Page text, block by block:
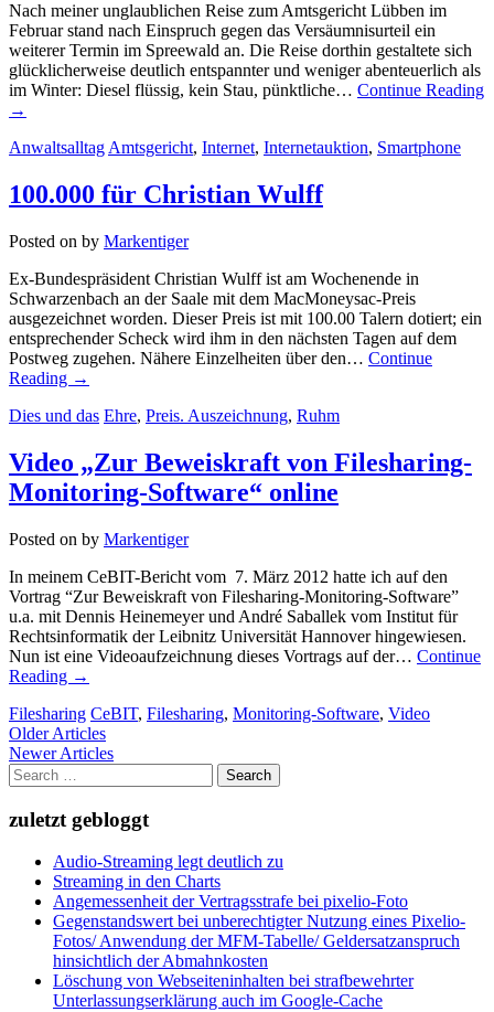
Nach meiner unglaublichen Reise zum Amtsgericht Lübben im
Februar stand nach Einspruch gegen das Versäumnisurteil ein
weiterer Termin im Spreewald an. Die Reise dorthin gestaltete sich
glücklicherweise deutlich entspannter und weniger abenteuerlich als
im Winter: Diesel flüssig, kein Stau, pünktliche… Continue Reading
→
AnwaltsalltagAmtsgericht, Internet, Internetauktion, Smartphone
100.000 für Christian Wulff
Posted on by Markentiger
Ex-Bundespräsident Christian Wulff ist am Wochenende in
Schwarzenbach an der Saale mit dem MacMoneysac-Preis
ausgezeichnet worden. Dieser Preis ist mit 100.00 Talern dotiert; ein
entsprechender Scheck wird ihm in den nächsten Tagen auf dem
Postweg zugehen. Nähere Einzelheiten über den… Continue
Reading →
Dies und das Ehre, Preis. Auszeichnung, Ruhm
Video „Zur Beweiskraft von Filesharing-
Monitoring-Software“ online
Posted on by Markentiger
In meinem CeBIT-Bericht vom 7. März 2012 hatte ich auf den
Vortrag “Zur Beweiskraft von Filesharing-Monitoring-Software”
u.a. mit Dennis Heinemeyer und André Saballek vom Institut für
Rechtsinformatik der Leibnitz Universität Hannover hingewiesen.
Nun ist eine Videoaufzeichnung dieses Vortrags auf der… Continue
Reading →
Filesharing CeBIT, Filesharing, Monitoring-Software, Video
Post
navigation
Older Articles
Newer Articles
Search
for:
zuletzt gebloggt
Audio-Streaming legt deutlich zu
Streaming in den Charts
Angemessenheit der Vertragsstrafe bei pixelio-Foto
Gegenstandswert bei unberechtigter Nutzung eines Pixelio-
Fotos/ Anwendung der MFM-Tabelle/ Geldersatzanspruch
hinsichtlich der Abmahnkosten
Löschung von Webseiteninhalten bei strafbewehrter
Unterlassungserklärung auch im Google-Cache